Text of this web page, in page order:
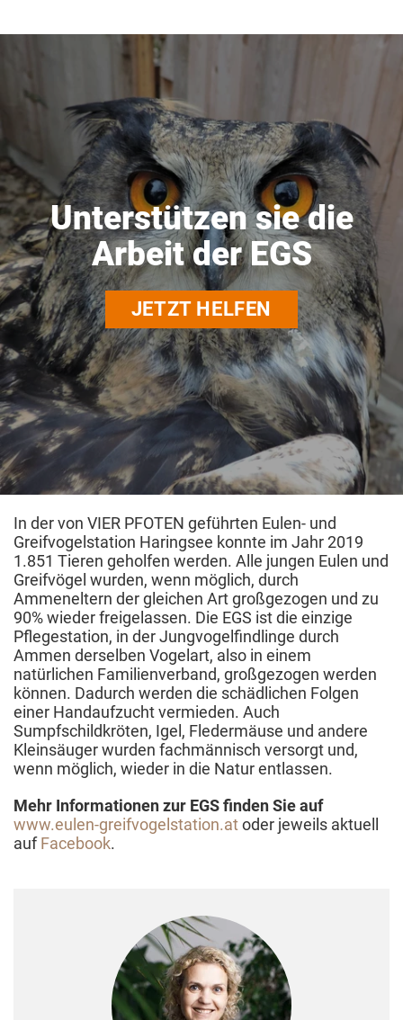
Unterstützen sie die
Arbeit der EGS
JETZT HELFEN
In der von VIER PFOTEN geführten Eulen- und
Greifvogelstation Haringsee konnte im Jahr 2019
1.851 Tieren geholfen werden. Alle jungen Eulen und
Greifvögel wurden, wenn möglich, durch
Ammeneltern der gleichen Art großgezogen und zu
90% wieder freigelassen. Die EGS ist die einzige
Pflegestation, in der Jungvogelfindlinge durch
Ammen derselben Vogelart, also in einem
natürlichen Familienverband, großgezogen werden
können. Dadurch werden die schädlichen Folgen
einer Handaufzucht vermieden. Auch
Sumpfschildkröten, Igel, Fledermäuse und andere
Kleinsäuger wurden fachmännisch versorgt und,
wenn möglich, wieder in die Natur entlassen.
Mehr Informationen zur EGS finden Sie auf
www.eulen-greifvogelstation.atoder jeweils aktuell
aufFacebook.